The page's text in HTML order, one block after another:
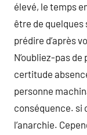
élevé, le temps
être de quelques
prédire d’après
N’oubliez-pas
certitude
personne
conséquence. si
l’anarchie.